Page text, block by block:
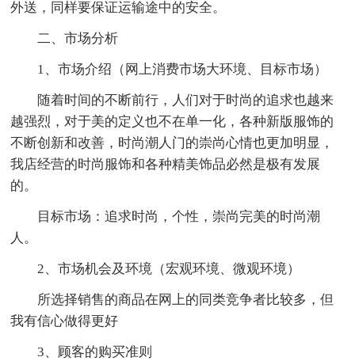
外送，同样要保证运输途中的安全。
二、市场分析
1、市场介绍（网上消费市场大环境、目标市场）
随着时间的不断前行，人们对于时尚的追求也越来
越强烈，对于美的定义也不在单一化，各种新版服饰的
不断创新和改善，时尚潮人门的崇尚心情也更加明显，
我店经营的时尚服饰和各种精美饰品必然是极有发展
的。
目标市场：追求时尚，个性，崇尚完美的时尚潮
人。
2、市场机会及环境（宏观环境、微观环境）
所选择销售的商品在网上的同类竞争者比较多，但
我有信心做得更好
3、顾客的购买准则